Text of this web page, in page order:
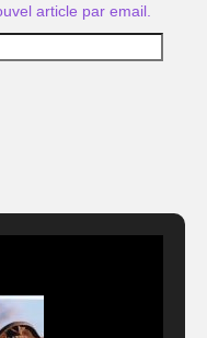
article par email.